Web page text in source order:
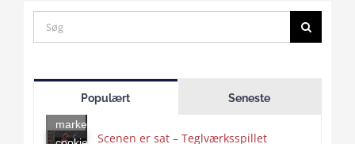
Search
for:
Populært Seneste
accept
marketing
Scenen er sat – Teglværksspillet